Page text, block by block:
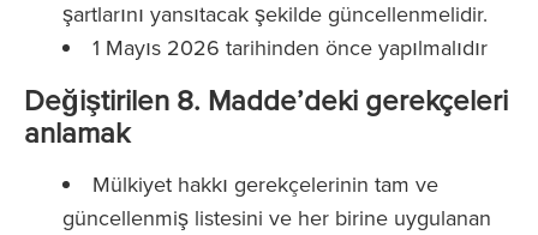
şartlarını yansıtacak şekilde güncellenmelidir.
1 Mayıs 2026 tarihinden önce yapılmalıdır
Değiştirilen 8. Madde’deki gerekçeleri
anlamak
Mülkiyet hakkı gerekçelerinin tam ve
güncellenmiş listesini ve her birine uygulanan